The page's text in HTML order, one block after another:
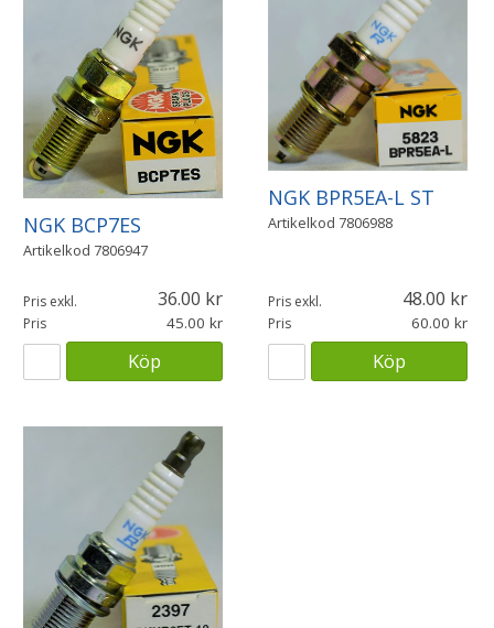
NGK BCP7ES
Artikelkod 7806947
Pris exkl. 36.00
Pris 45.00
Köp
NGK BPR5EA-L ST
Artikelkod 7806988
Pris exkl. 48.00
Pris 60.00
Köp